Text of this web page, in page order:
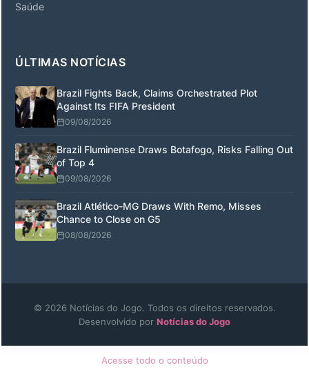
Saúde
ÚLTIMAS NOTÍCIAS
Brazil Fights Back, Claims Orchestrated Plot
Against Its FIFA President
09/08/2026
Brazil Fluminense Draws Botafogo, Risks Falling Out
of Top 4
09/08/2026
Brazil Atlético-MG Draws With Remo, Misses
Chance to Close on G5
08/08/2026
© 2026 Notícias do Jogo. Todos os direitos reservados.
Desenvolvido por Notícias do Jogo
Acesse todo o conteúdo